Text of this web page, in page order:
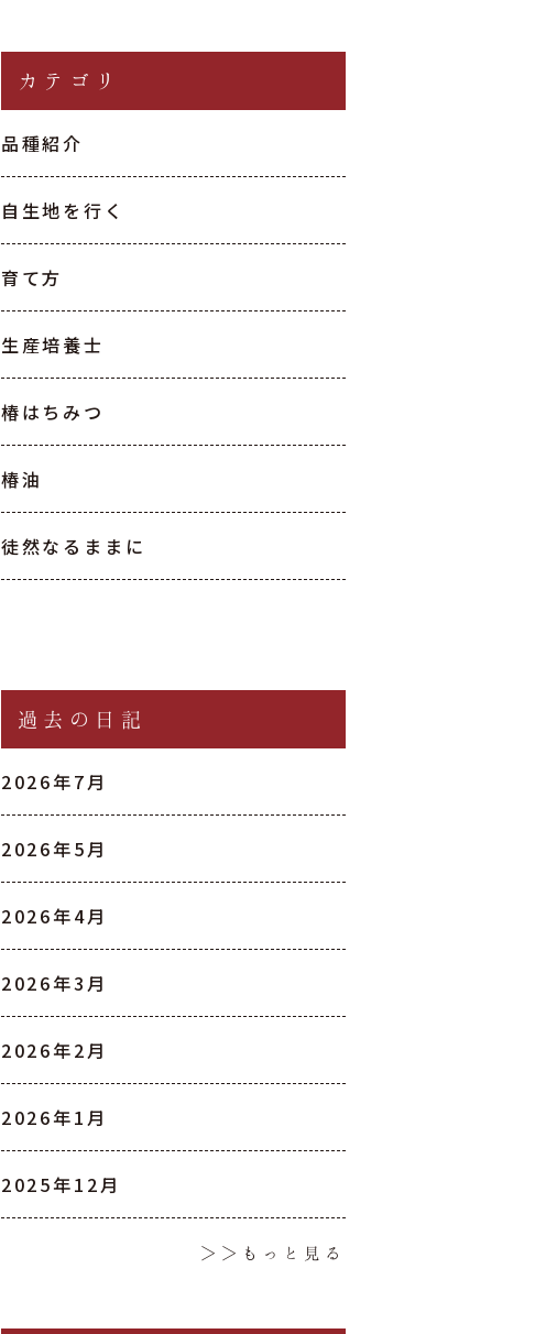
カテゴリ
品種紹介
自生地を行く
育て方
生産培養士
椿はちみつ
椿油
徒然なるままに
過去の日記
2026年7月
2026年5月
2026年4月
2026年3月
2026年2月
2026年1月
2025年12月
＞＞もっと見る